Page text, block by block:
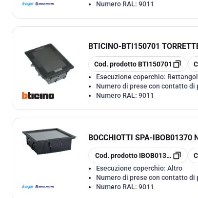
Numero RAL: 9011
BTICINO-BTI150701
copia
Cod. prodottoBTI150701
Esecuzione coperchio:
Numero di prese con contatto di
Numero RAL: 9011
BOCCHIOTTI SPA-IBOB01370
copia
Cod. prodotto IBOB01370
Esecuzione coperchio: Altro
Numero di prese con contatto di
Numero RAL: 9011